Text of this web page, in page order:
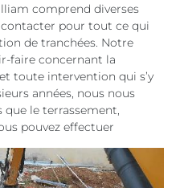
comprend diverses
pour tout ce qui
de tranchées. Notre
faire concernant la
toute intervention qui s’y
années, nous nous
que le terrassement,
pouvez effectuer